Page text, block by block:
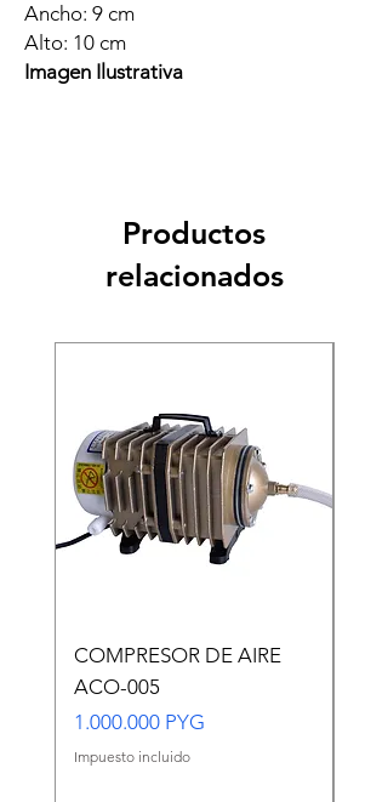
Ancho: 9 cm
Alto: 10 cm
Imagen Ilustrativa
Productos
relacionados
COMPRESOR DE AIRE
ACO-005
Precio
1.000.000 PYG
Impuesto incluido